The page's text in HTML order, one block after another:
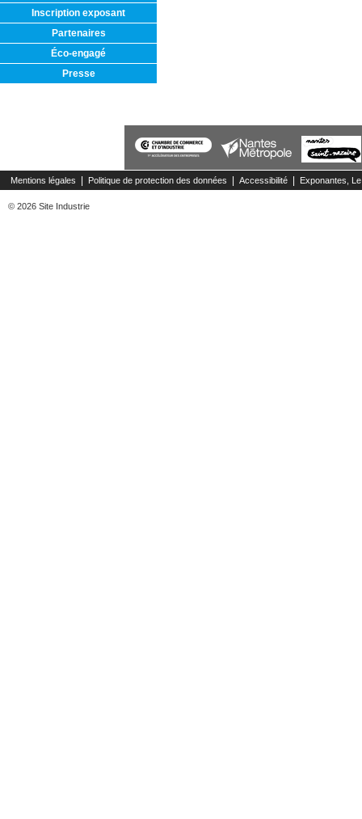
Inscription exposant
Partenaires
Éco-engagé
Presse
Mentions légales Politique de protection des données Accessibilité Exponantes,
© 2026 Site Industrie